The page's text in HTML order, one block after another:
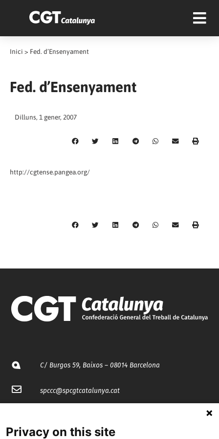
Inici > Fed. d’Ensenyament
Fed. d’Ensenyament
Dilluns, 1 gener, 2007
http://cgtense.pangea.org/
C/ Burgos 59, Baixos – 08014 Barcelona
spccc@spcgtcatalunya.cat
Privacy on this site